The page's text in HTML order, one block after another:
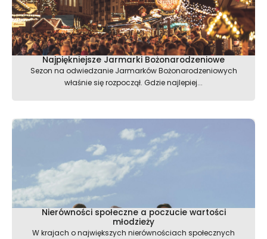
Najpiękniejsze Jarmarki Bożonarodzeniowe
Sezon na odwiedzanie Jarmarków Bożonarodzeniowych
właśnie się rozpoczął. Gdzie najlepiej...
Nierówności społeczne a poczucie wartości
młodzieży
W krajach o największych nierównościach społecznych